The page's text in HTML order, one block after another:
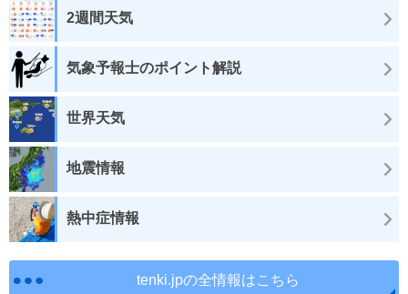
2週間天気
気象予報士のポイント解説
世界天気
地震情報
熱中症情報
tenki.jpの全情報はこちら